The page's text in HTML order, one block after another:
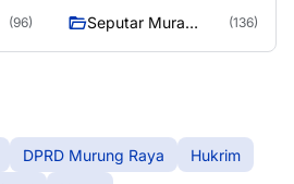
(96)
Seputar Mura
(136)
DPRD Murung Raya
Hukrim